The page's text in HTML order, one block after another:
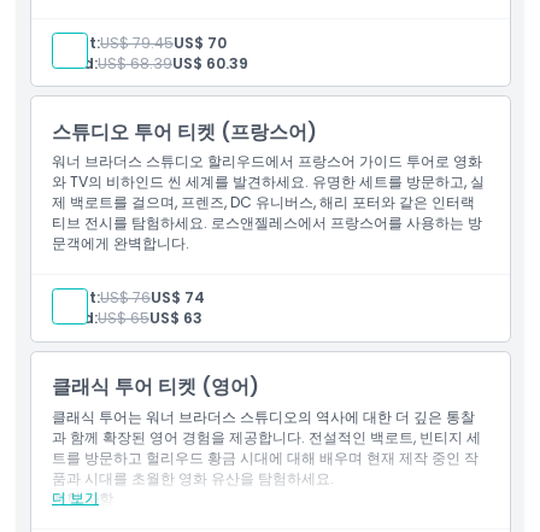
가는 방법
교환 방법
복장 규정
취소 정책
1장 워너 브라더스 스튜디오 투어 할리우드 입장권
스페인어 구사 가이드
체크인 줄 건너뛰기
1시간 가이드 투어
문
Adult:US$ 79.45US$ 70
Child:US$ 68.39US$ 60.39
스튜디오 투어 티켓 (프랑스어)
워너 브라더스 스튜디오 할리우드에서 프랑스어 가이드 투어로 영화
와 TV의 비하인드 씬 세계를 발견하세요. 유명한 세트를 방문하고, 실
제 백로트를 걸으며, 프렌즈, DC 유니버스, 해리 포터와 같은 인터랙
티브 전시를 탐험하세요. 로스앤젤레스에서 프랑스어를 사용하는 방
문객에게 완벽합니다.
Adult:US$ 76US$ 74
Child:US$ 65US$ 63
클래식 투어 티켓 (영어)
클래식 투어는 워너 브라더스 스튜디오의 역사에 대한 더 깊은 통찰
과 함께 확장된 영어 경험을 제공합니다. 전설적인 백로트, 빈티지 세
트를 방문하고 헐리우드 황금 시대에 대해 배우며 현재 제작 중인 작
품과 시대를 초월한 영화 유산을 탐험하세요.
더 보기
포함 사항